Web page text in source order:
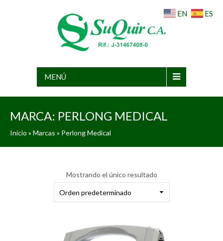
MENÚ
MARCA: PERLONG MEDICAL
Inicio » Marcas » Perlong Medical
Mostrando el único resultado
EN ES